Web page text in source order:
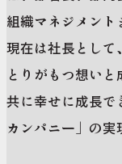
組織マネジメント
現在は社長として
とりがもつ想い
共に幸せに成長で
カンパニー」の実